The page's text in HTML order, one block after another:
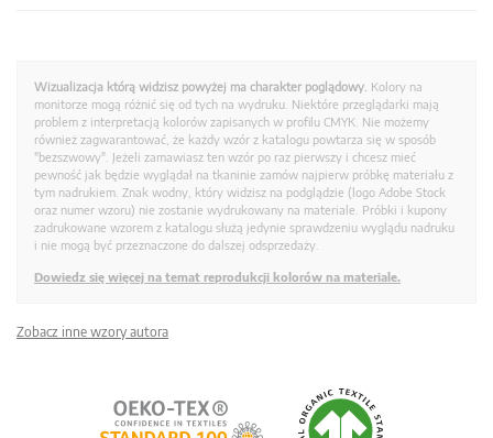
Wizualizacja którą widzisz powyżej ma charakter poglądowy. Kolory na
monitorze mogą różnić się od tych na wydruku. Niektóre przeglądarki mają
problem z interpretacją kolorów zapisanych w profilu CMYK. Nie możemy
również zagwarantować, że każdy wzór z katalogu powtarza się w sposób
"bezszwowy". Jeżeli zamawiasz ten wzór po raz pierwszy i chcesz mieć
pewność jak będzie wyglądał na tkaninie zamów najpierw próbkę materiału z
tym nadrukiem. Znak wodny, który widzisz na podglądzie (logo Adobe Stock
oraz numer wzoru) nie zostanie wydrukowany na materiale. Próbki i kupony
zadrukowane wzorem z katalogu służą jedynie sprawdzeniu wyglądu nadruku
i nie mogą być przeznaczone do dalszej odsprzedaży.
Dowiedz się więcej na temat reprodukcji kolorów na materiale.
Zobacz inne wzory autora